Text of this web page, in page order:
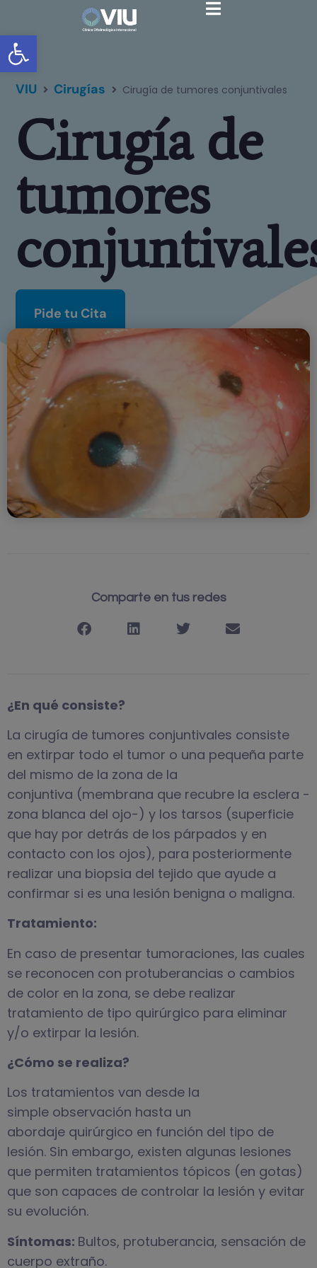
Abrir barra de herramientas
VIU Cirugías Cirugía de tumores conjuntivales
Cirugía de
tumores
Pide tu Cita
Comparte en tus redes
¿En qué consiste?
La cirugía de tumores conjuntivales consiste
en extirpar todo el tumor o una pequeña parte
del mismo de la zona de la
conjuntiva (membrana que recubre la esclera -
zona blanca del ojo-) y los tarsos (superficie
que hay por detrás de los párpados y en
contacto con los ojos), para posteriormente
realizar una biopsia del tejido que ayude a
confirmar si es una lesión benigna o maligna.
Tratamiento:
En caso de presentar tumoraciones, las cuales
se reconocen con protuberancias o cambios
de color en la zona, se debe realizar
tratamiento de tipo quirúrgico para eliminar
y/o extirpar la lesión.
¿Cómo se realiza?
Los tratamientos van desde la
simple observación hasta un
abordaje quirúrgico en función del tipo de
lesión. Sin embargo, existen algunas lesiones
que permiten tratamientos tópicos (en gotas)
que son capaces de controlar la lesión y evitar
su evolución.
Síntomas: Bultos, protuberancia, sensación de
cuerpo extraño.